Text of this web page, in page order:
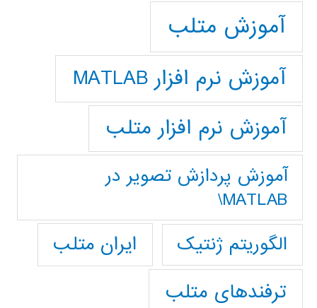
آموزش متلب
آموزش نرم افزار MATLAB
آموزش نرم افزار متلب
آموزش پردازش تصوير در
MATLAB\
الگوریتم ژنتیک
ایران متلب
ترفندهای متلب